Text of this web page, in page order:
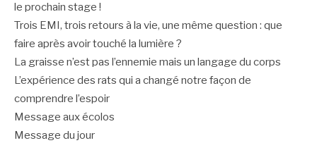
le prochain stage !
Trois EMI, trois retours à la vie, une même question : que
faire après avoir touché la lumière ?
La graisse n’est pas l’ennemie mais un langage du corps
L’expérience des rats qui a changé notre façon de
comprendre l’espoir
Message aux écolos
Message du jour